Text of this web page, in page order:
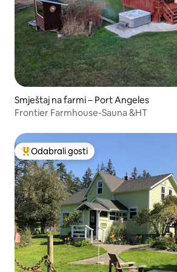
Smještaj na farmi – Port Angeles
Frontier Farmhouse-Sauna &HT
Među najviše rangiranima s oznakom
Odabrali gosti